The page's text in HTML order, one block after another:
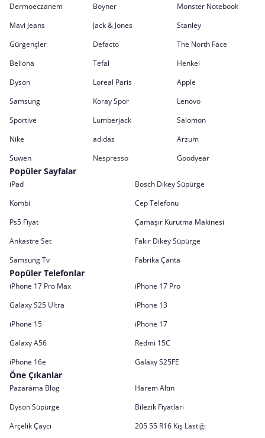
Dermoeczanem
Boyner
Monster Notebook
Mavi Jeans
Jack & Jones
Stanley
Gürgençler
Defacto
The North Face
Bellona
Tefal
Henkel
Dyson
Loreal Paris
Apple
Samsung
Koray Spor
Lenovo
Sportive
Lumberjack
Salomon
Nike
adidas
Arzum
Suwen
Nespresso Goodyear
Popüler Sayfalar
iPad
Bosch Dikey Süpürge
Kombi
Cep Telefonu
Ps5 Fiyat
Çamaşır Kurutma Makinesi
Ankastre Set
Fakir Dikey Süpürge
Samsung Tv
Fabrika Çanta
Popüler Telefonlar
iPhone 17 Pro Max
iPhone 17 Pro
Galaxy S25 Ultra
iPhone 13
iPhone 15
iPhone 17
Galaxy A56
Redmi 15C
iPhone 16e
Galaxy S25FE
Öne Çıkanlar
Pazarama Blog
Harem Altın
Dyson Süpürge
Bilezik Fiyatları
Arçelik Çaycı
205 55 R16 Kış Lastiği